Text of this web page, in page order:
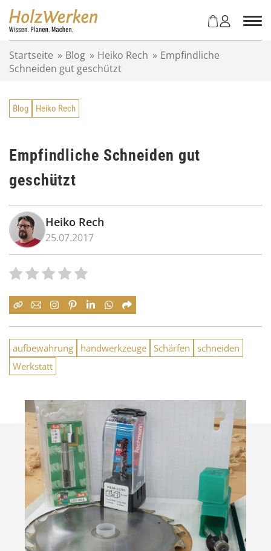
Startseite » Blog » Heiko Rech » Empfindliche
Schneiden gut geschützt
Blog Heiko Rech
Empfindliche Schneiden gut
geschützt
Heiko Rech
25.07.2017
aufbewahrung handwerkzeuge Schärfen
schneiden
Werkstatt